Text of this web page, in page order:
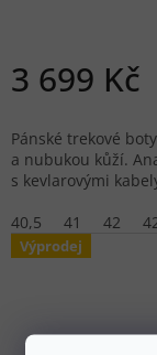
3 699 Kč
Pánské trekové
a nubukou kůží.
s kevlarovými
40,5
41 42
Výprodej